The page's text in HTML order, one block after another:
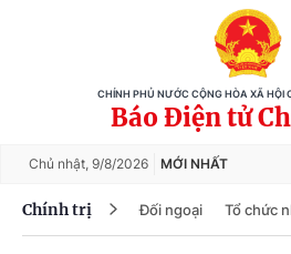
CHÍNH PHỦ NƯỚC CỘNG HÒA XÃ HỘI
Báo Điện tử
Chủ nhật, 9/8/2026 MỚI NHẤT
Chính trị Đối ngoại Tổ chức